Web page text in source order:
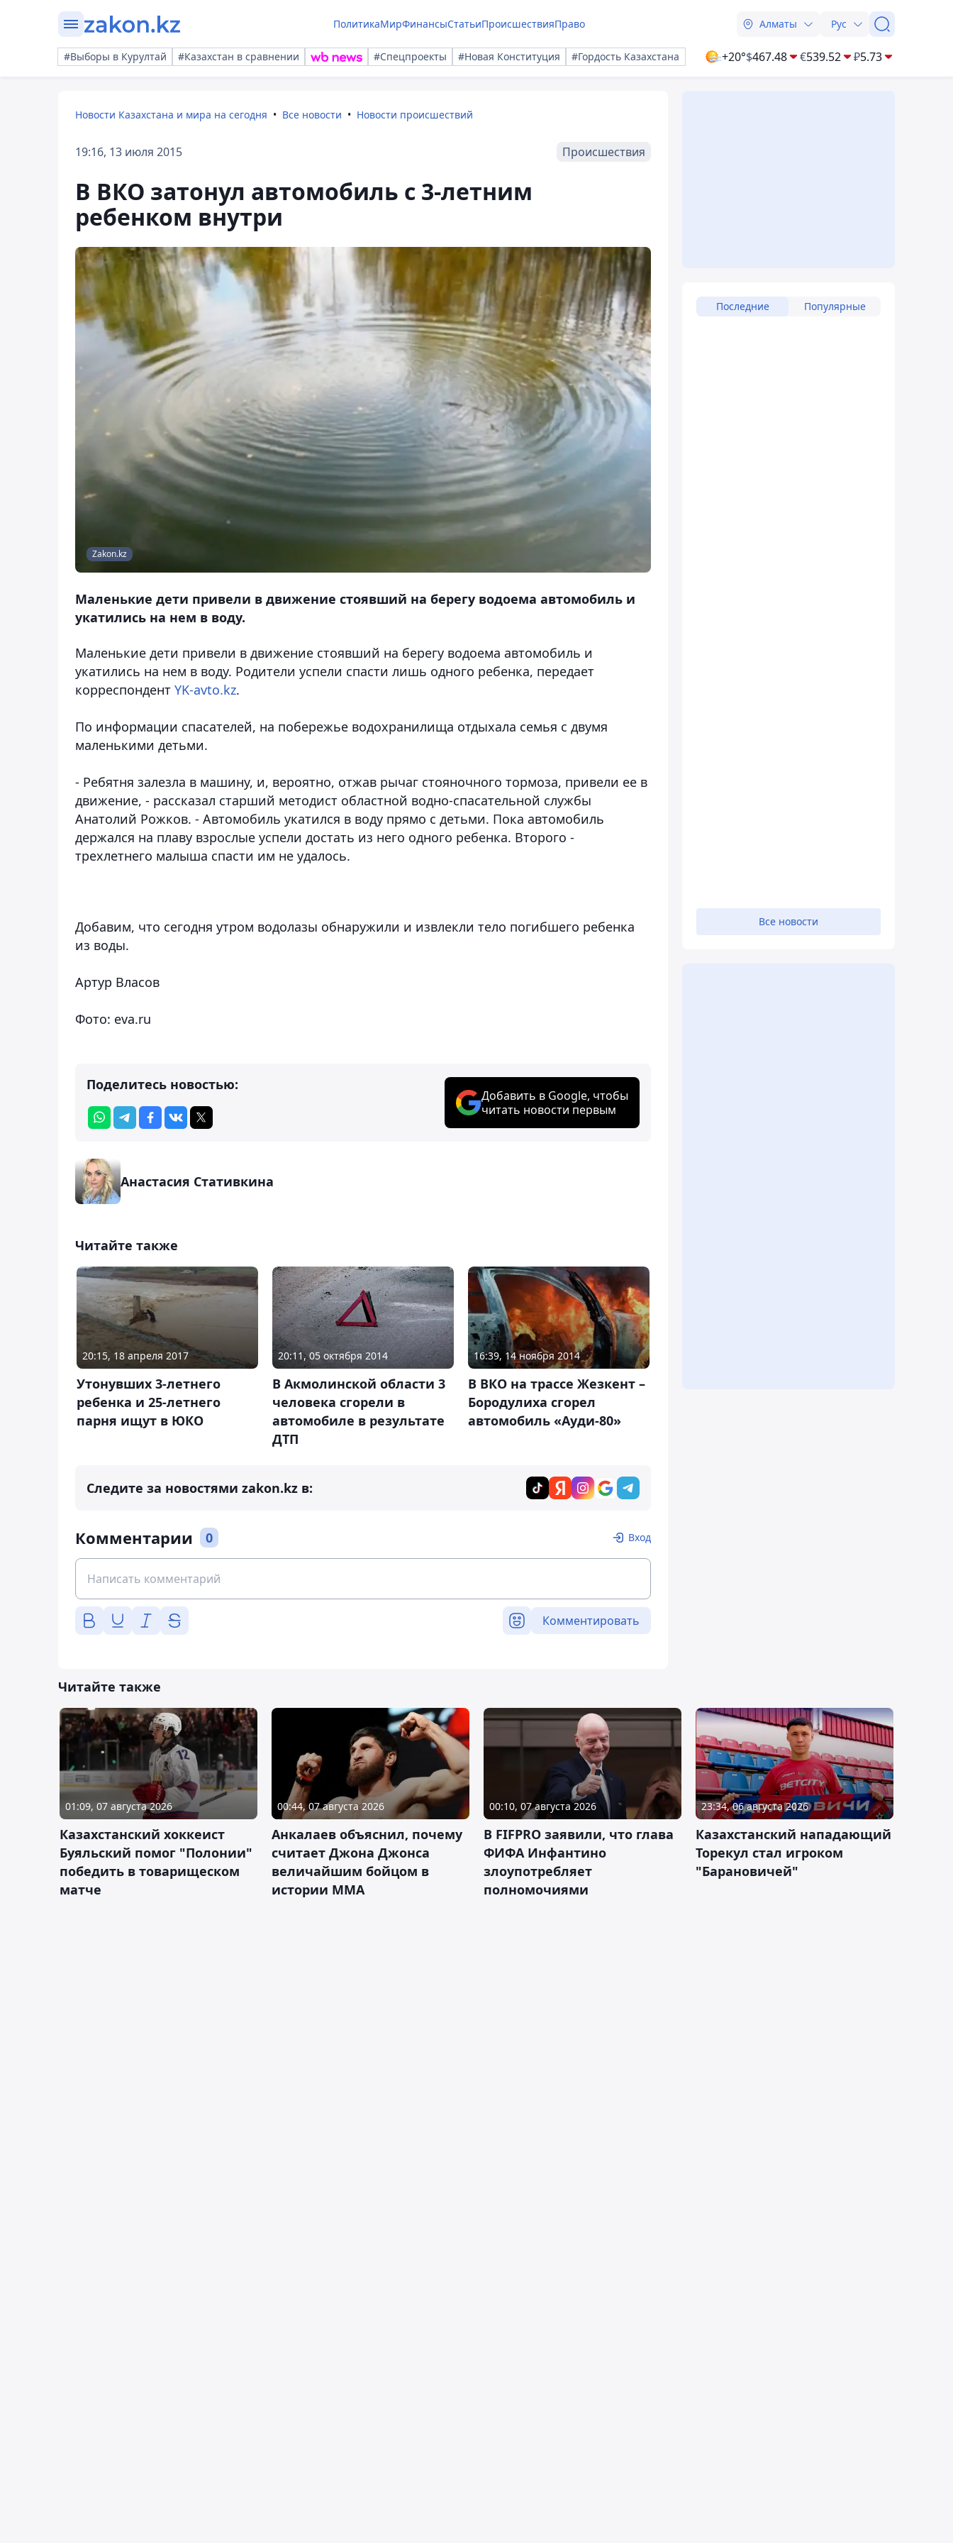
ПолитикаМирФинансыСтатьиПроисшествияПраво Алматы Рус
#Выборы в Курултай #Казахстан в сравнении #Спецпроекты #Новая Конституция #Гордость Казахстана +20°$467.48 €539.52 ₽5.73
Новости Казахстана и мира на сегодня Все новости Новости происшествий
19:16, 13 июля 2015 Происшествия
В ВКО затонул автомобиль с 3-летним
ребенком внутри
Zakon.kz
Маленькие дети привели в движение стоявший на берегу водоема автомобиль и
укатились на нем в воду.
Маленькие дети привели в движение стоявший на берегу водоема автомобиль и
укатились на нем в воду. Родители успели спасти лишь одного ребенка, передает
корреспондент YK-avto.kz.
По информации спасателей, на побережье водохранилища отдыхала семья с двумя
маленькими детьми.
- Ребятня залезла в машину, и, вероятно, отжав рычаг стояночного тормоза, привели ее в
движение, - рассказал старший методист областной водно-спасательной службы
Анатолий Рожков. - Автомобиль укатился в воду прямо с детьми. Пока автомобиль
держался на плаву взрослые успели достать из него одного ребенка. Второго -
трехлетнего малыша спасти им не удалось.
Добавим, что сегодня утром водолазы обнаружили и извлекли тело погибшего ребенка
из воды.
Артур Власов
Фото: eva.ru
Поделитесь новостью:
Добавить в Google, чтобы
читать новости первым
Анастасия Стативкина
Читайте также
20:15, 18 апреля 2017
Утонувших 3-летнего
ребенка и 25-летнего
парня ищут в ЮКО
20:11, 05 октября 2014
В Акмолинской области 3
человека сгорели в
автомобиле в результате
ДТП
16:39, 14 ноября 2014
В ВКО на трассе Жезкент –
Бородулиха сгорел
автомобиль «Ауди-80»
Следите за новостями zakon.kz в:
Комментарии 0 Вход
Комментировать
Последние Популярные
Все новости
Читайте также
01:09, 07 августа 2026
Казахстанский хоккеист
Буяльский помог "Полонии"
победить в товарищеском
матче
00:44, 07 августа 2026
Анкалаев объяснил, почему
считает Джона Джонса
величайшим бойцом в
истории ММА
00:10, 07 августа 2026
В FIFPRO заявили, что глава
ФИФА Инфантино
злоупотребляет
полномочиями
23:34, 06 августа 2026
Казахстанский нападающий
Торекул стал игроком
"Барановичей"